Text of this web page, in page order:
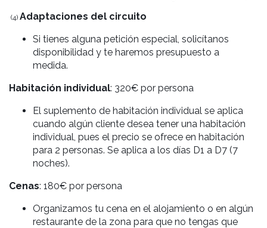
(4) Adaptaciones del circuito
Si tienes alguna petición especial, solicítanos
disponibilidad y te haremos presupuesto a
medida.
Habitación individual: 320€ por persona
El suplemento de habitación individual se aplica
cuando algún cliente desea tener una habitación
individual, pues el precio se ofrece en habitación
para 2 personas. Se aplica a los días D1 a D7 (7
noches).
Cenas: 180€ por persona
Organizamos tu cena en el alojamiento o en algún
restaurante de la zona para que no tengas que